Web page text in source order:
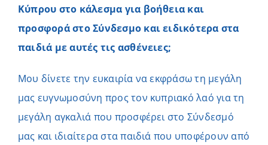
Κύπρου στο κάλεσμα για βοήθεια και
προσφορά στο Σύνδεσμο και ειδικότερα στα
παιδιά με αυτές τις ασθένειες;
Μου δίνετε την ευκαιρία να εκφράσω τη μεγάλη
μας ευγνωμοσύνη προς τον κυπριακό λαό για τη
μεγάλη αγκαλιά που προσφέρει στο Σύνδεσμό
μας και ιδιαίτερα στα παιδιά που υποφέρουν από